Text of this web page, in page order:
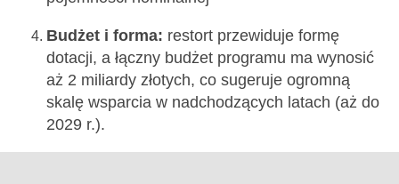
Budżet i forma: restort przewiduje formę
dotacji, a łączny budżet programu ma wynosić
aż 2 miliardy złotych, co sugeruje ogromną
skalę wsparcia w nadchodzących latach (aż do
2029 r.).